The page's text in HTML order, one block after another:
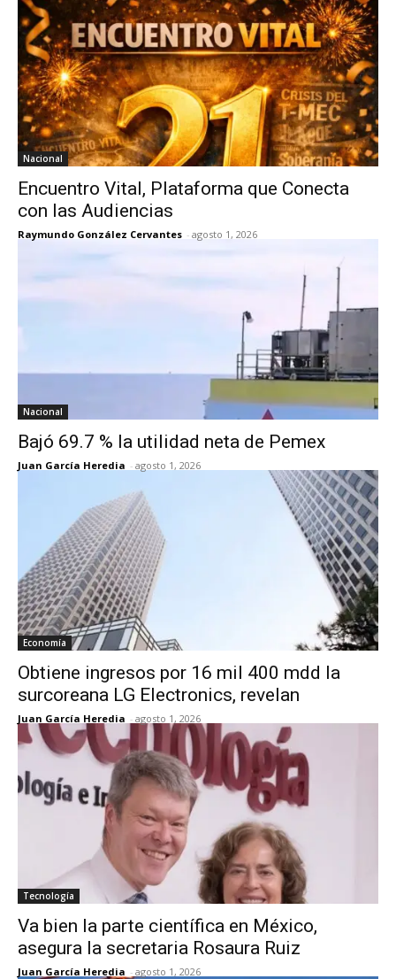
Nacional
Encuentro Vital, Plataforma que Conecta
con las Audiencias
Raymundo González Cervantes - agosto 1, 2026
Nacional
Bajó 69.7 % la utilidad neta de Pemex
Juan García Heredia - agosto 1, 2026
Economía
Obtiene ingresos por 16 mil 400 mdd la
surcoreana LG Electronics, revelan
Juan García Heredia - agosto 1, 2026
Tecnología
Va bien la parte científica en México,
asegura la secretaria Rosaura Ruiz
Juan García Heredia - agosto 1, 2026